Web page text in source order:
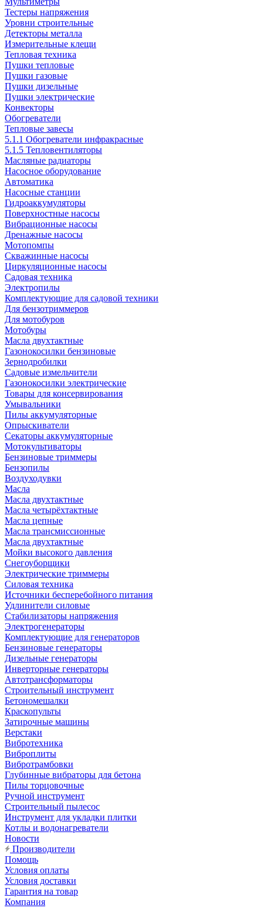
Тестеры напряжения
Уровни строительные
Детекторы металла
Измерительные клещи
Тепловая техника
Пушки тепловые
Пушки газовые
Пушки дизельные
Пушки электрические
Конвекторы
Обогреватели
Тепловые завесы
5.1.1 Обогреватели инфракрасные
5.1.5 Тепловентиляторы
Масляные радиаторы
Насосное оборудование
Автоматика
Насосные станции
Гидроаккумуляторы
Поверхностные насосы
Вибрационные насосы
Дренажные насосы
Мотопомпы
Скважинные насосы
Циркуляционные насосы
Садовая техника
Электропилы
Комплектующие для садовой техники
Для бензотриммеров
Для мотобуров
Мотобуры
Масла двухтактные
Газонокосилки бензиновые
Зернодробилки
Садовые измельчители
Газонокосилки электрические
Товары для консервирования
Умывальники
Пилы аккумуляторные
Опрыскиватели
Секаторы аккумуляторные
Мотокультиваторы
Бензиновые триммеры
Бензопилы
Воздуходувки
Масла
Масла двухтактные
Масла четырёхтактные
Масла цепные
Масла трансмиссионные
Масла двухтактные
Мойки высокого давления
Снегоуборщики
Электрические триммеры
Силовая техника
Источники бесперебойного питания
Удлинители силовые
Стабилизаторы напряжения
Электрогенераторы
Комплектующие для генераторов
Бензиновые генераторы
Дизельные генераторы
Инверторные генераторы
Автотрансформаторы
Строительный инструмент
Бетономешалки
Краскопульты
Затирочные машины
Верстаки
Вибротехника
Виброплиты
Вибротрамбовки
Глубинные вибраторы для бетона
Пилы торцовочные
Ручной инструмент
Строительный пылесос
Инструмент для укладки плитки
Котлы и водонагреватели
Новости
Производители
Помощь
Условия оплаты
Условия доставки
Гарантия на товар
Компания